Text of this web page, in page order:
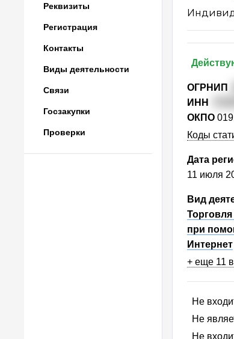
Реквизиты
Регистрация
Контакты
Виды деятельности
Связи
Госзакупки
Проверки
ОГРНИП
ИНН
ОКПО
Коды
Дата
11 июля
Вид
при
Интернет
+ еще 11
Не
Не
Не